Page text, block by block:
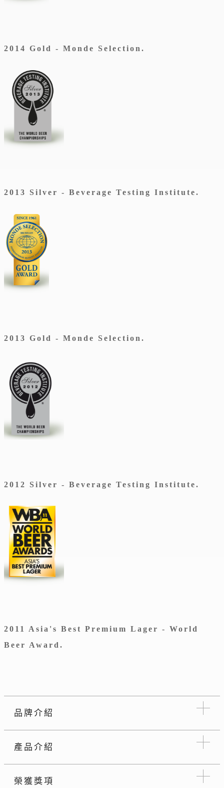
2014 Gold - Monde Selection.
2013 Silver - Beverage Testing Institute.
2013 Gold - Monde Selection.
2012 Silver - Beverage Testing Institute.
2011 Asia's Best Premium Lager - World
Beer Award.
品牌介紹
產品介紹
榮獲獎項